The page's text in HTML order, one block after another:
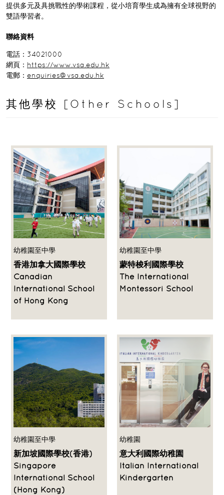
提供多元及具挑戰性的學術課程，從小培育學生成為擁有全球視野的
雙語學習者。
聯絡資料
電話：34021000
網頁： https://www.vsa.edu.hk
電郵： enquiries@vsa.edu.hk
其他學校 [Other Schools]
幼稚園至中學
香港加拿大國際學校
Canadian
International School
of Hong Kong
幼稚園至中學
蒙特梭利國際學校
The International
Montessori School
幼稚園至中學
新加坡國際學校(香港)
Singapore
International School
(Hong Kong)
幼稚園
意大利國際幼稚園
Italian International
Kindergarten